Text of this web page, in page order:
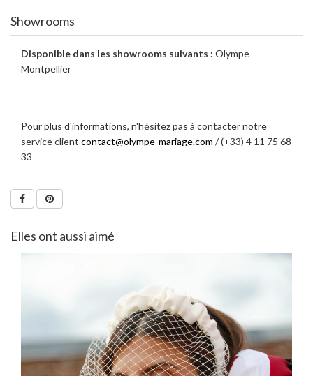
Showrooms
Disponible dans les showrooms suivants : Olympe
Montpellier
Pour plus d'informations, n'hésitez pas à contacter notre
service client contact@olympe-mariage.com / (+33) 4 11 75 68
33
Elles ont aussi aimé